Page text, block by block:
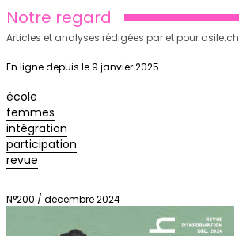
Notre regard
Articles et analyses rédigées par et pour asile.ch
En ligne depuis le 9 janvier 2025
école
femmes
intégration
participation
revue
N°200 / décembre 2024